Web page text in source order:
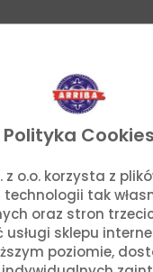
Polityka Cookies
z o.o. korzysta z
technologii tak
oraz stron
usługi sklepu
poziomie,